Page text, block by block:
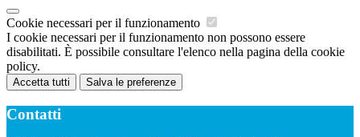
Cookie necessari per il funzionamento
I cookie necessari per il funzionamento non possono essere
disabilitati. È possibile consultare l'elenco nella pagina della cookie
policy.
Accetta tutti Salva le preferenze
Contatti